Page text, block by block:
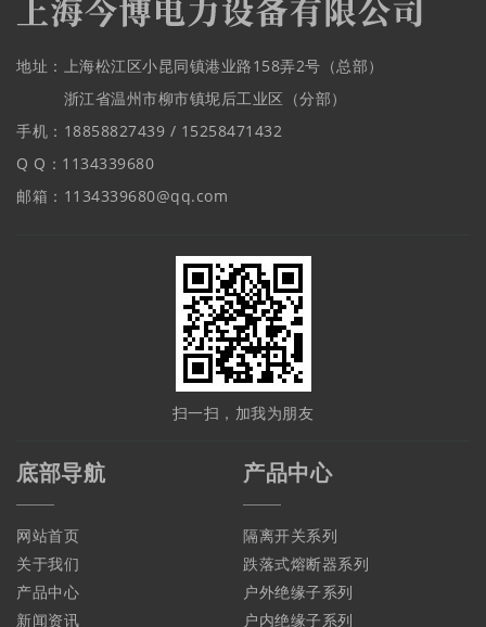
地址：上海松江区小昆同镇港业路158弄2号（总部）
浙江省温州市柳市镇坭后工业区（分部）
手机：18858827439 / 15258471432
Q Q：1134339680
邮箱：1134339680@qq.com
扫一扫，加我为朋友
产品中心
隔离开关系列
跌落式熔断器系列
户外绝缘子系列
户内绝缘子系列
底部导航
网站首页
关于我们
产品中心
新闻资讯